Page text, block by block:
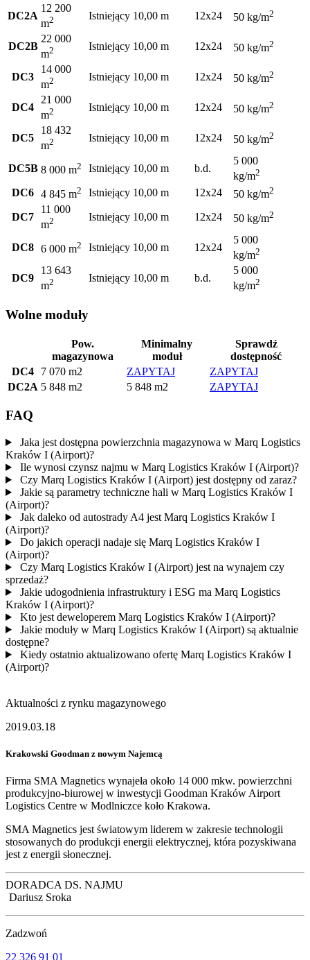
DC2A
12 200
m2 Istniejący 10,00 m 12x24 50 kg/m2
DC2B
22 000
m2 Istniejący 10,00 m 12x24 50 kg/m2
DC3
14 000
m2 Istniejący 10,00 m 12x24 50 kg/m2
DC4
21 000
m2 Istniejący 10,00 m 12x24 50 kg/m2
DC5
18 432
m2 Istniejący 10,00 m 12x24 50 kg/m2
DC5B 8 000 m2 Istniejący 10,00 m b.d.
5 000
kg/m2
DC6 4 845 m2 Istniejący 10,00 m 12x24 50 kg/m2
DC7
11 000
m2 Istniejący 10,00 m 12x24 50 kg/m2
DC8 6 000 m2 Istniejący 10,00 m 12x24
5 000
kg/m2
DC9
13 643
m2 Istniejący 10,00 m b.d.
5 000
kg/m2
Wolne moduły
Pow.
magazynowa
Minimalny
moduł
Sprawdź
dostępność
DC4
7 070 m2 ZAPYTAJ
ZAPYTAJ
DC2A 5 848 m2 5 848 m2 ZAPYTAJ
FAQ
Jaka jest dostępna powierzchnia magazynowa w Marq Logistics
Kraków I (Airport)?
Ile wynosi czynsz najmu w Marq Logistics Kraków I (Airport)?
Czy Marq Logistics Kraków I (Airport) jest dostępny od zaraz?
Jakie są parametry techniczne hali w Marq Logistics Kraków I
(Airport)?
Jak daleko od autostrady A4 jest Marq Logistics Kraków I
(Airport)?
Do jakich operacji nadaje się Marq Logistics Kraków I
(Airport)?
Czy Marq Logistics Kraków I (Airport) jest na wynajem czy
sprzedaż?
Jakie udogodnienia infrastruktury i ESG ma Marq Logistics
Kraków I (Airport)?
Kto jest deweloperem Marq Logistics Kraków I (Airport)?
Jakie moduły w Marq Logistics Kraków I (Airport) są aktualnie
dostępne?
Kiedy ostatnio aktualizowano ofertę Marq Logistics Kraków I
(Airport)?
Aktualności z rynku magazynowego
2019.03.18
Krakowski Goodman z nowym Najemcą
Firma SMA Magnetics wynajeła około 14 000 mkw. powierzchni
produkcyjno-biurowej w inwestycji Goodman Kraków Airport
Logistics Centre w Modlniczce koło Krakowa.
SMA Magnetics jest światowym liderem w zakresie technologii
stosowanych do produkcji energii elektrycznej, która pozyskiwana
jest z energii słonecznej.
DORADCA DS. NAJMU
Dariusz Sroka
Zadzwoń
22 326 91 01